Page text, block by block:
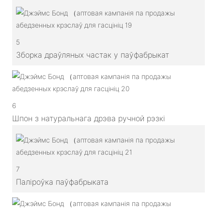
5
Зборка драўляных частак у паўфабрыкат
6
Шпон з натуральнага дрэва ручной рэзкі
7
Паліроўка паўфабрыката